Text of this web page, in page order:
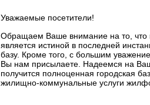
Уважаемые посетители!
Обращаем Ваше внимание на то, что
является истиной в последней
базу. Кроме того, с большим
Вы нам присылаете. Надеемся на
получится полноценная городская
жилищно-коммунальные услуги